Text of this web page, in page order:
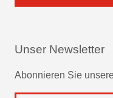
Unser Newsletter
Abonnieren Sie